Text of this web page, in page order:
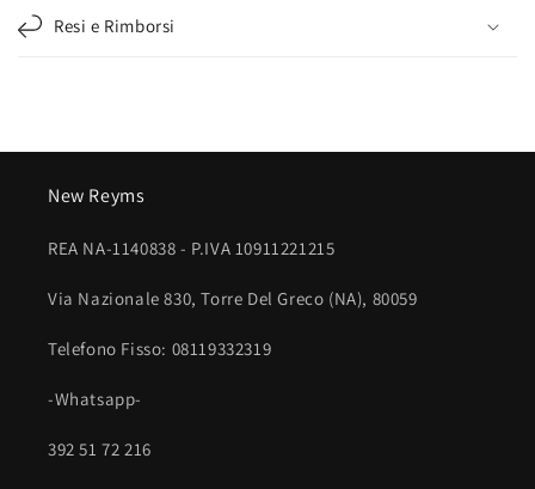
u
Resi e Rimborsi
New Reyms
REA NA-1140838 - P.IVA 10911221215
Via Nazionale 830, Torre Del Greco (NA), 80059
Telefono Fisso: 08119332319
-Whatsapp-
392 51 72 216